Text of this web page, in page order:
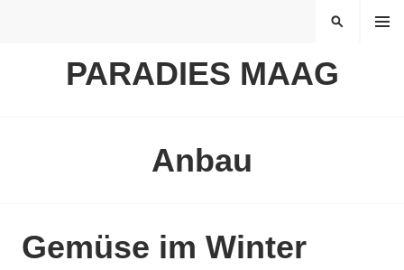
PARADIES MAAG
MENÜ
SUCHEN
Anbau
Gemüse im Winter